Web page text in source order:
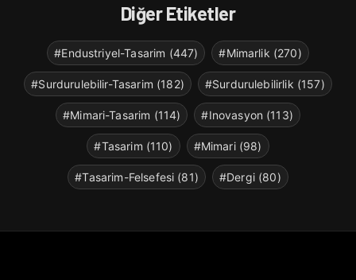
Diğer Etiketler
#Endustriyel-Tasarim (447) #Mimarlik (270)
#Surdurulebilir-Tasarim (182) #Surdurulebilirlik (157)
#Mimari-Tasarim (114) #Inovasyon (113)
#Tasarim (110) #Mimari (98)
#Tasarim-Felsefesi (81) #Dergi (80)